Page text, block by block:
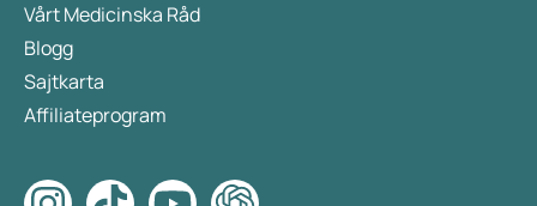
Vårt Medicinska Råd
Blogg
Sajtkarta
Affiliateprogram